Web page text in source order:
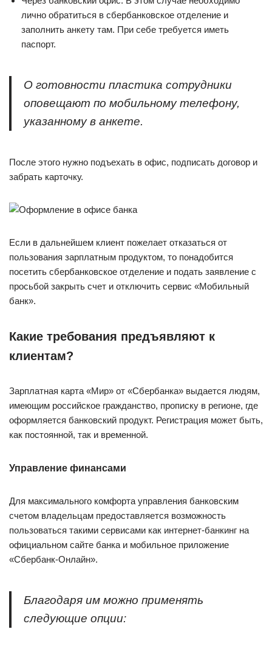
лично обратиться в сбербанковское отделение и
заполнить анкету там. При себе требуется иметь
паспорт.
О готовности пластика сотрудники
оповещают по мобильному телефону,
указанному в анкете.
После этого нужно подъехать в офис, подписать договор и
забрать карточку.
Если в дальнейшем клиент пожелает отказаться от
пользования зарплатным продуктом, то понадобится
посетить сбербанковское отделение и подать заявление с
просьбой закрыть счет и отключить сервис «Мобильный
банк».
Какие требования предъявляют к
клиентам?
Зарплатная карта «Мир» от «Сбербанка» выдается людям,
имеющим российское гражданство, прописку в регионе, где
оформляется банковский продукт. Регистрация может быть,
как постоянной, так и временной.
Управление финансами
Для максимального комфорта управления банковским
счетом владельцам предоставляется возможность
пользоваться такими сервисами как интернет-банкинг на
официальном сайте банка и мобильное приложение
«Сбербанк-Онлайн».
Благодаря им можно применять
следующие опции: